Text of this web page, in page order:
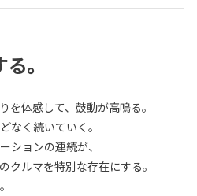
。
を体感して、鼓動が高鳴る。
なく続いていく。
ションの連続が、
クルマを特別な存在にする。